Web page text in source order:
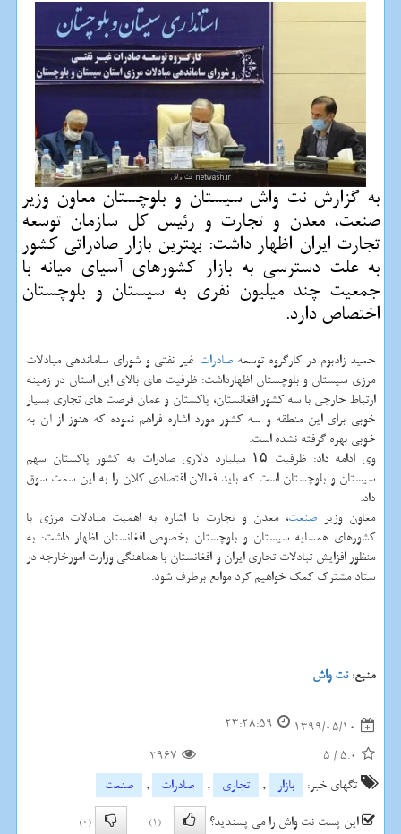
به گزارش نت واش سیستان و بلوچستان معاون وزیر
صنعت، معدن و تجارت و رئیس كل سازمان توسعه
تجارت ایران اظهار داشت: بهترین بازار صادراتی كشور
به علت دسترسی به بازار كشورهای آسیای میانه با
جمعیت چند میلیون نفری به سیستان و بلوچستان
اختصاص دارد.
حمید زادبوم در کارگروه توسعهصادرات غیر نفتی و شورای ساماندهی مبادلات
مرزی سیستان و بلوچستان اظهارداشت: ظرفیت های بالای این استان در زمینه
ارتباط خارجی با سه کشور افغانستان، پاکستان و عمان فرصت های تجاری بسیار
خوبی برای این منطقه و سه کشور مورد اشاره فراهم نموده که هنوز از آن به
خوبی بهره گرفته نشده است.
وی ادامه داد: ظرفیت ۱۵ میلیارد دلاری صادرات به کشور پاکستان سهم
سیستان و بلوچستان است که باید فعالان اقتصادی کلان را به این سمت سوق
داد.
معاون وزیر صنعت، معدن و تجارت با اشاره به اهمیت مبادلات مرزی با
کشورهای همسایه سیستان و بلوچستان بخصوص افغانستان اظهار داشت: به
منظور افزایش تبادلات تجاری ایران و افغانستان با هماهنگی وزارت امورخارجه در
ستاد مشترک کمک خواهیم کرد موانع برطرف شود.
منبع:نت واش
1399/05/10
23:28:59
5.0
/
5
2967
تگهای خبر:
بازار , تجاری , صادرات ,
صنعت
این پست نت واش را می پسندید؟
(1)
(0)